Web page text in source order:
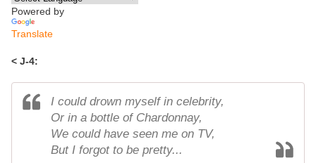
Powered by
Translate
< J-4:
I could drown myself in celebrity,
Or in a bottle of Chardonnay,
We could have seen me on TV,
But I forgot to be pretty...